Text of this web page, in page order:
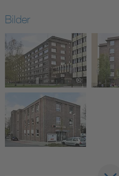
Bilder